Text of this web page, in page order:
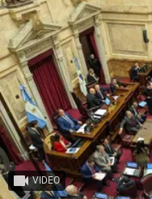
VIDEO